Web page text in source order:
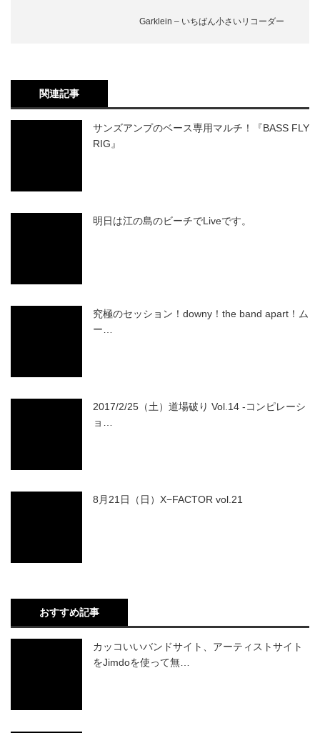
Garklein – いちばん小さいリコーダー
関連記事
サンズアンプのベース専用マルチ！『BASS FLY
RIG』
明日は江の島のビーチでLiveです。
究極のセッション！downy！the band apart！ム
ー…
2017/2/25（土）道場破り Vol.14 -コンピレーシ
ョ…
8月21日（日）X−FACTOR vol.21
おすすめ記事
カッコいいバンドサイト、アーティストサイト
をJimdoを使って無…